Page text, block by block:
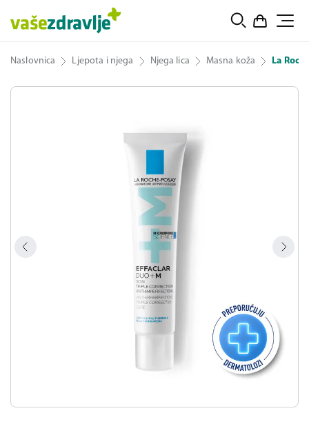
Naslovnica Ljepota i njega Njega lica Masna koža La